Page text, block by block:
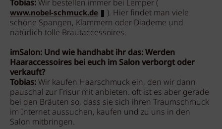
Tobias:Wir bestellen immer bei Lemper (
www.nobel-schmuck.de
). Hier findet man viele
schöne Spangen, Klammern oder Diademe und
natürlich tolle Brautaccessoires.
imSalon: Und wie handhabt ihr das: Werden
Haaraccessoires bei euch im Salon verborgt oder
verkauft?
Tobias:Wir kaufen Haarschmuck ein, den wir dann
pauschal zur Frisur mit anbieten. oft ist es aber gerade
bei den Bräuten so, dass sie sich ihren Traumschmuck
im Internet aussuchen, kaufen und zu uns in den
Salon mitbringen.